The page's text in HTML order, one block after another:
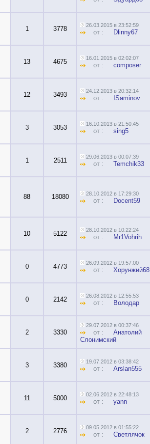
1 3778 26.03.2015 в 23:52:59
от : Dlinny67
13 4675 16.01.2015 в 02:02:07
от : composer
12 3493 24.12.2013 в 20:32:14
от : ISaminov
3 3053 16.10.2013 в 21:50:45
от : sing5
1 2511 29.06.2013 в 00:07:39
от : Temchik33
88 18080 28.10.2012 в 17:29:30
от : Docent59
10 5122 28.10.2012 в 10:22:24
от : Mr1Vohrih
0 4773 26.09.2012 в 19:57:00
от : Хорунжий68
0 2142 26.08.2012 в 12:55:53
от : Володар
2 3330
29.07.2012 в 00:37:46
от :
Анатолий
Слонимский
3 3380 19.07.2012 в 03:38:42
от : Arslan555
11 5000 02.06.2012 в 22:48:13
от : yann
2 2776 09.05.2012 в 01:55:22
от : Светлячок